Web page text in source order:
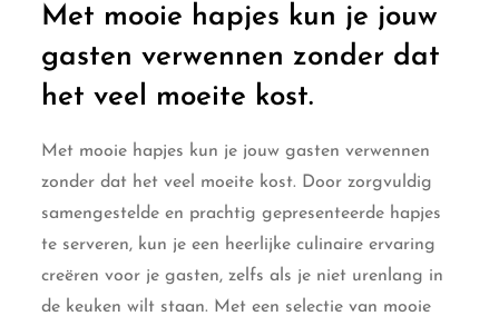
Met mooie hapjes kun je jouw
gasten verwennen zonder dat
het veel moeite kost.
Met mooie hapjes kun je jouw gasten verwennen
zonder dat het veel moeite kost. Door zorgvuldig
samengestelde en prachtig gepresenteerde hapjes
te serveren, kun je een heerlijke culinaire ervaring
creëren voor je gasten, zelfs als je niet urenlang in
de keuken wilt staan. Met een selectie van mooie